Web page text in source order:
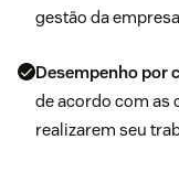
gestão da
Desempenho por
de acordo com as
realizarem seu